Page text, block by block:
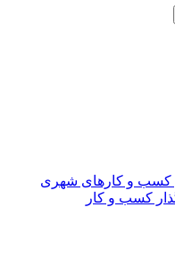
رسمی کتاب نخبگان ایران –
– کتاب نخبگان ایران
کسب و کارهای شهری
کسب و کار